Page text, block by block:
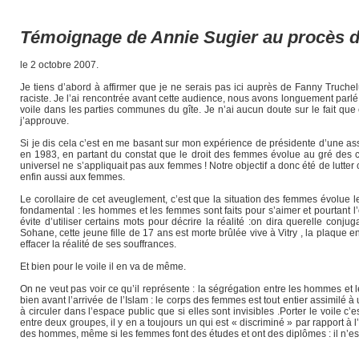
Témoignage de Annie Sugier au procès
le 2 octobre 2007.
Je tiens d’abord à affirmer que je ne serais pas ici auprès de Fanny
raciste. Je l’ai rencontrée avant cette audience, nous avons longuement
voile dans les parties communes du gîte. Je n’ai aucun doute sur le fait
j’approuve.
Si je dis cela c’est en me basant sur mon expérience de présidente d’une
en 1983, en partant du constat que le droit des femmes évolue au gré
universel ne s’appliquait pas aux femmes ! Notre objectif a donc été de
enfin aussi aux femmes.
Le corollaire de cet aveuglement, c’est que la situation des femmes
fondamental : les hommes et les femmes sont faits pour s’aimer et
évite d’utiliser certains mots pour décrire la réalité :on dira querelle
Sohane, cette jeune fille de 17 ans est morte brûlée vive à Vitry , la plaque
effacer la réalité de ses souffrances.
Et bien pour le voile il en va de même.
On ne veut pas voir ce qu’il représente : la ségrégation entre les hommes
bien avant l’arrivée de l’Islam : le corps des femmes est tout entier
à circuler dans l’espace public que si elles sont invisibles .Porter le voile
entre deux groupes, il y en a toujours un qui est « discriminé » par rapport à
des hommes, même si les femmes font des études et ont des diplômes : il